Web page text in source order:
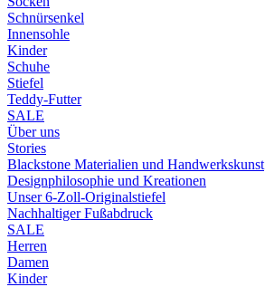
Schnürsenkel
Innensohle
Kinder
Schuhe
Stiefel
Teddy-Futter
SALE
Über uns
Stories
Blackstone Materialien und Handwerkskunst
Designphilosophie und Kreationen
Unser 6-Zoll-Originalstiefel
Nachhaltiger Fußabdruck
SALE
Herren
Damen
Kinder